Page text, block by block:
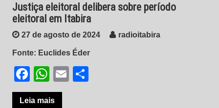
Justiça eleitoral delibera sobre período
eleitoral em Itabira
27 de agosto de 2024 radioitabira
Fonte: Euclides Éder
Facebook
WhatsApp
Email
Leia mais